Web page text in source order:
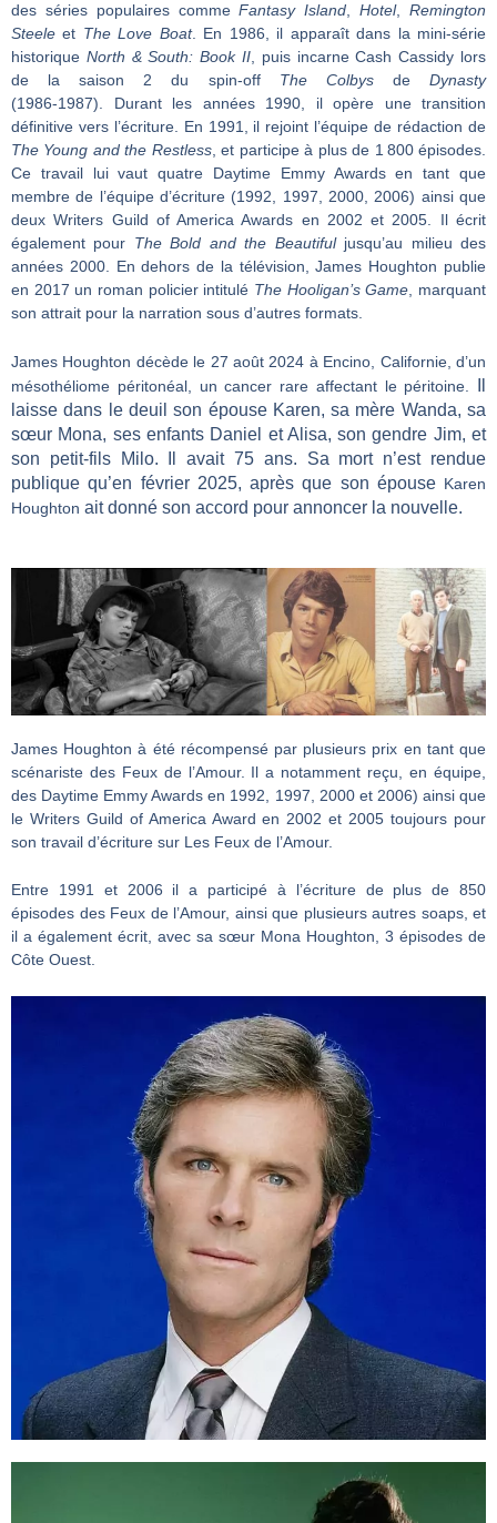
des séries populaires commeFantasy Island ,Hotel,Remington
Steele et The Love Boat. En 1986, il apparaît dans la mini-série
historique North & South: Book II , puis incarne Cash Cassidy lors
de la saison 2 du spin-off The ColbysdeDynasty
(1986‑1987). Durant les années 1990, il opère une transition
définitive vers l’écriture. En 1991, il rejoint l’équipe de rédaction de
The Young and the Restless, et participe à plus de 1 800 épisodes.
Ce travail lui vaut quatre Daytime Emmy Awards en tant que
membre de l’équipe d’écriture (1992, 1997, 2000, 2006) ainsi que
deux Writers Guild of America Awards en 2002 et 2005. Il écrit
également pour The Bold and the Beautifuljusqu’au milieu des
années 2000. En dehors de la télévision, James Houghton publie
en 2017 un roman policier intitulé The Hooligan’s Game , marquant
son attrait pour la narration sous d’autres formats.
James Houghton décède le 27 août 2024 à Encino, Californie, d’un
mésothéliome péritonéal, un cancer rare affectant le péritoine.
laisse dans le deuil son épouse Karen, sa mère Wanda, sa
sœur Mona, ses enfants Daniel et Alisa, son gendre Jim, et
son petit-fils Milo.
Il avait 75 ans. Sa mort n’est rendue
publique qu’en février 2025, après que son épouse Karen
Houghton ait donné son accord pour annoncer la nouvelle.
James Houghton à été récompensé par plusieurs prix en tant que
scénariste des Feux de l’Amour. Il a notamment reçu, en équipe,
des Daytime Emmy Awards en 1992, 1997, 2000 et 2006) ainsi que
le Writers Guild of America Award en 2002 et 2005 toujours pour
son travail d’écriture sur Les Feux de l’Amour.
Entre 1991 et 2006 il a participé à l’écriture de plus de 850
épisodes des Feux de l’Amour, ainsi que plusieurs autres soaps, et
il a également écrit, avec sa sœur Mona Houghton, 3 épisodes de
Côte Ouest.